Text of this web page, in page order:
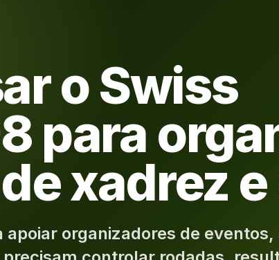
o Swiss
para
xadrez
apoiar organizadores de